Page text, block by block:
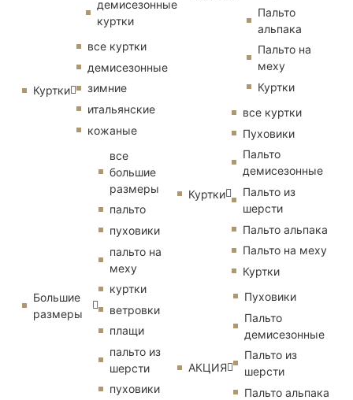
демисезонные
куртки
Куртки
все куртки
демисезонные
зимние
итальянские
кожаные
Большие
размеры
все
большие
размеры
пальто
пуховики
пальто на
меху
куртки
ветровки
плащи
пальто из
шерсти
пуховики
Пальто
альпака
Пальто на
меху
Куртки
Куртки
все куртки
Пуховики
Пальто
демисезонные
Пальто из
шерсти
Пальто альпака
Пальто на меху
Куртки
АКЦИЯ
Пуховики
Пальто
демисезонные
Пальто из
шерсти
Пальто альпака